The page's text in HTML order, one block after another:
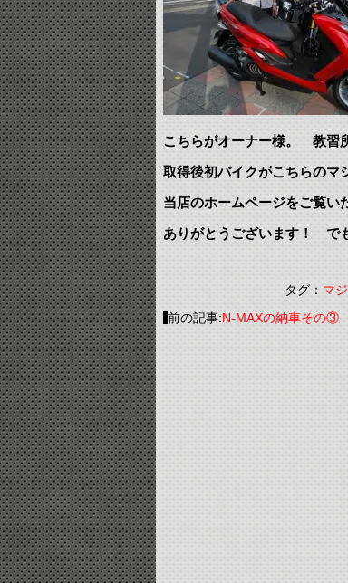
こちらがオーナー様。 教習
取得後初バイクがこちらの
当店のホームページをご覧い
ありがとうございます！ で
タグ：マ
前の記事:N-MAXの納車その③